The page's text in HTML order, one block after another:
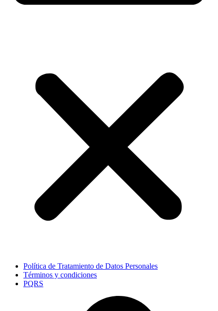
Política de Tratamiento de Datos Personales
Términos y condiciones
PQRS